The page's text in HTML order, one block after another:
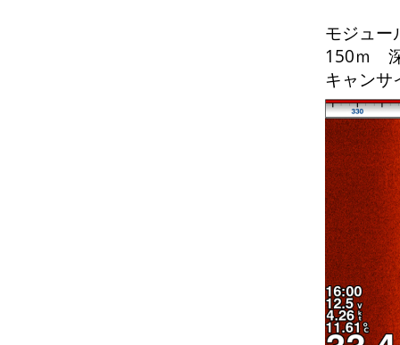
モジュ
150ｍ
キャンサ